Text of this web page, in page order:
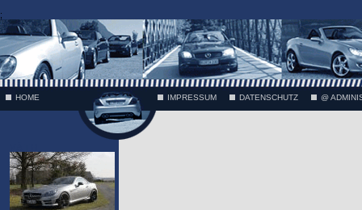
;
HOME IMPRESSUM DATENSCHUTZ @